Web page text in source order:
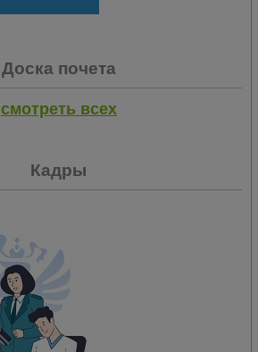
Доска почета
смотреть всех
Кадры